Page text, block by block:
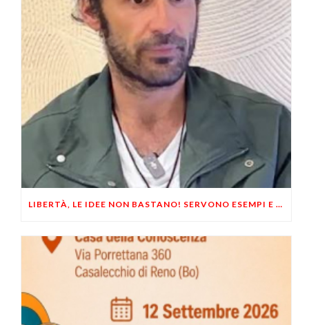
LIBERTÀ, LE IDEE NON BASTANO! SERVONO ESEMPI E UN PO’ DI COERENZA